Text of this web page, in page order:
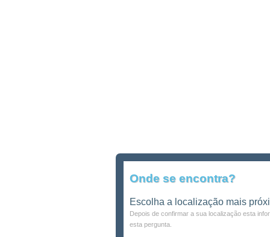
Onde se encontra?
Escolha a localização mais
Depois de confirmar a sua localização esta
esta pergunta.